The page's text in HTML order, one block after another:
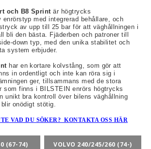
Klassiker
UNIVERSAL, DOMKRAFTS-
och B8 Sprint är högtrycks
enrörstyp med integrerad behållare, och
av upp till 25 bar för att väghållningen i
bli den bästa. Fjäderben och patroner till
down typ, med den unika stabilitet och
system erbjuder.
har en kortare kolvstång, som gör att
in ordentligt och inte kan röra sig i
ger, tillsammans med de stora
som finns i BILSTEIN enrörs högtrycks
unikt bra kontroll över bilens väghållning
onödigt stötig.
VAD DU SÖKER? KONTAKTA OSS HÄR
(67-74) VOLVO 240/245/260 (74-)